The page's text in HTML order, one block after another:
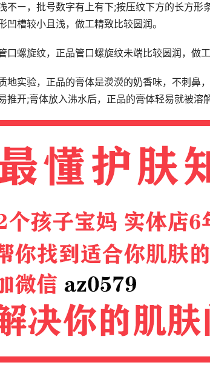
不ー，批号数字有上有下;按压纹下方的长方
凹槽较小且浅，做工精致比较圆润。
口螺旋纹，正品管口螺旋纹未端比较圆润，做
地实验，正品的膏体是濙濙的奶香味，不刺鼻
推开;膏体放入沸水后，正品的膏体轻易就被溶